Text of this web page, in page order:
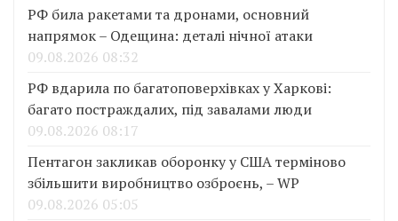
РФ била ракетами та дронами, основний
напрямок – Одещина: деталі нічної атаки
09.08.2026 08:32
РФ вдарила по багатоповерхівках у Харкові:
багато постраждалих, під завалами люди
09.08.2026 08:17
Пентагон закликав оборонку у США терміново
збільшити виробництво озброєнь, – WP
09.08.2026 05:05